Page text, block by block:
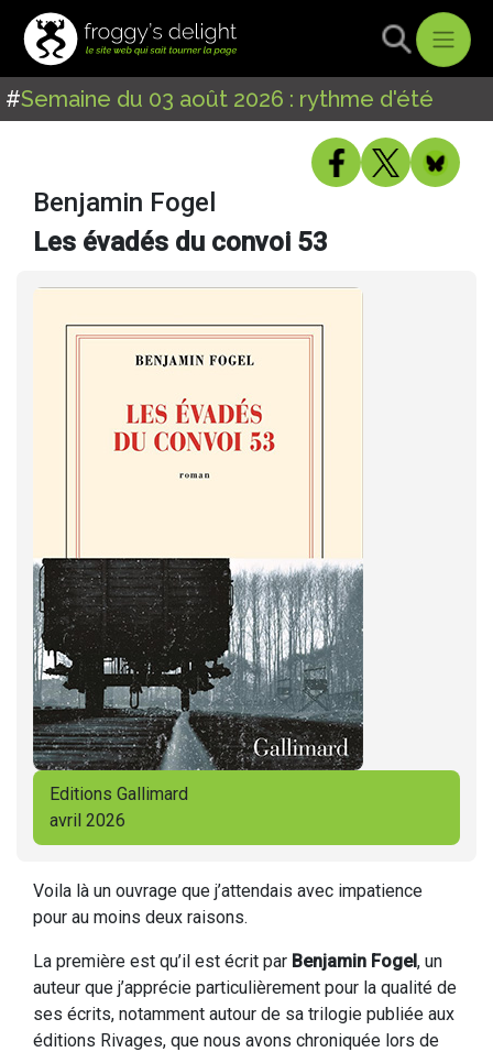
#Semaine du 03 août 2026 : rythme d'été
Benjamin Fogel
Les évadés du convoi 53
Editions Gallimard
avril 2026
Voila là un ouvrage que j’attendais avec impatience
pour au moins deux raisons.
La première est qu’il est écrit par Benjamin Fogel, un
auteur que j’apprécie particulièrement pour la qualité de
ses écrits, notamment autour de sa trilogie publiée aux
éditions Rivages, que nous avons chroniquée lors de